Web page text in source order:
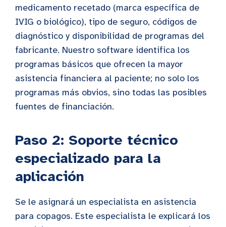
medicamento recetado (marca específica de
IVIG o biológico), tipo de seguro, códigos de
diagnóstico y disponibilidad de programas del
fabricante. Nuestro software identifica los
programas básicos que ofrecen la mayor
asistencia financiera al paciente; no solo los
programas más obvios, sino todas las posibles
fuentes de financiación.
Paso 2: Soporte técnico
especializado para la
aplicación
Se le asignará un especialista en asistencia
para copagos. Este especialista le explicará los